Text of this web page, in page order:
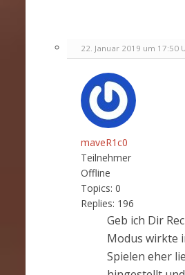
22. Januar 2019 um 17:50
maveR1c0
Teilnehmer
Offline
Topics: 0
Replies: 196
Geb ich Dir
Modus wirkte
Spielen eher